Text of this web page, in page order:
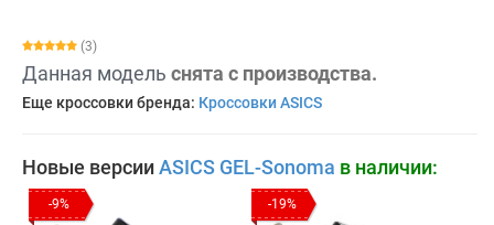
(3)
Данная модель снята с производства.
Еще кроссовки бренда: Кроссовки ASICS
Новые версииASICS GEL-Sonoma в наличии:
-9% -19%